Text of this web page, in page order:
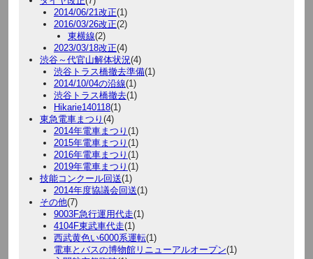
2014/06/21改正(1)
2016/03/26改正(2)
東横線(2)
2023/03/18改正(4)
渋谷～代官山解体状況(4)
渋谷トラス橋撤去準備(1)
2014/10/04の沿線(1)
渋谷トラス橋撤去(1)
Hikarie140118(1)
東急電車まつり (4)
2014年電車まつり (1)
2015年電車まつり (1)
2016年電車まつり (1)
2019年電車まつり (1)
技能コンクール回送(1)
2014年度協議会回送(1)
その他(7)
9003F急行運用代走(1)
4104F東武車代走(1)
西武黄色い6000系運転(1)
電車とバスの博物館リニューアルオープン(1)